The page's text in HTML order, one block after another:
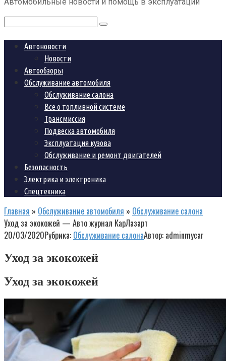
Поиск:
Автоновости
Новости
Автообзоры
Обслуживание автомобиля
Обслуживание салона
Все о топливной системе
Трансмиссия
Подвеска автомобиля
Эксплуатация кузова
Обслуживание и ремонт двигателей
Безопасность
Электрика и электроника
Спецтехника
Главная » Обслуживание автомобиля » Обслуживание салона
Уход за экокожей — Авто журнал КарЛазарт
20/03/2020Рубрика: Обслуживание салонаАвтор: adminmycar
Уход за экокожей
Уход за экокожей